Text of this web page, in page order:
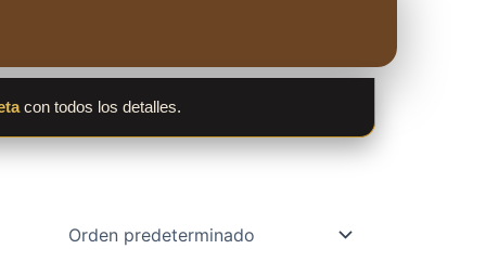
con todos los detalles.